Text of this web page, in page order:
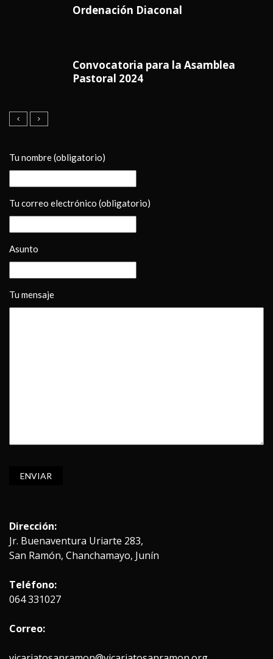
Ordenación Diaconal
Convocatoria para la Asamblea
Pastoral 2024
Tu nombre (obligatorio)
Tu correo electrónico (obligatorio)
Asunto
Tu mensaje
Dirección:
Jr. Buenaventura Uriarte 283,
San Ramón, Chanchamayo, Junín
Teléfono:
064 331027
Correo: